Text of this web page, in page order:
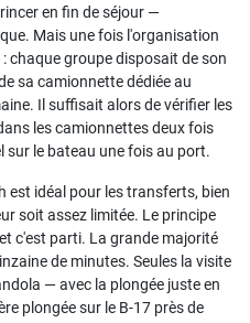
en fin de séjour —
Mais une fois l'organisation
chaque groupe disposait de son
sa camionnette dédiée au
Il suffisait alors de vérifier les
les camionnettes deux fois
sur le bateau une fois au port.
est idéal pour les transferts, bien
soit assez limitée. Le principe
c'est parti. La grande majorité
de minutes. Seules la visite
— avec la plongée juste en
plongée sur le B-17 près de